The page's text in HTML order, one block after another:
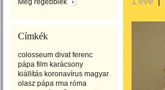
Még régebbiek
Címkék
colosseum divat ferenc
pápa film karácsony
kiállítás koronavírus magyar
olasz pápa rma róma